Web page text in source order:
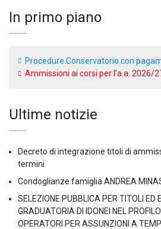
In primo piano
Procedure Conservatorio con
Ammissioni ai corsi per l’a.a. 2026/
Ultime notizie
Decreto di integrazione titoli di
termini
Condoglianze famiglia ANDREA
SELEZIONE PUBBLICA PER TITOLI ED
GRADUATORIA DI IDONEI NEL PROFILO
OPERATORI PER ASSUNZIONI A